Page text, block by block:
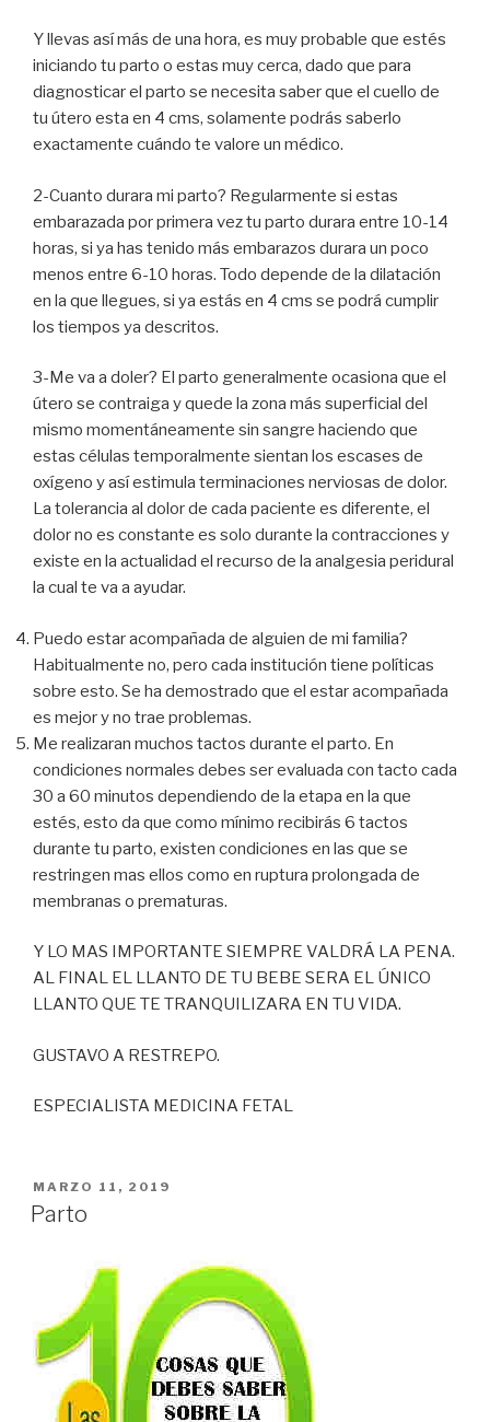
Y llevas así más de una hora, es muy probable que estés
iniciando tu parto o estas muy cerca, dado que para
diagnosticar el parto se necesita saber que el cuello de
tu útero esta en 4 cms, solamente podrás saberlo
exactamente cuándo te valore un médico.
2-Cuanto durara mi parto? Regularmente si estas
embarazada por primera vez tu parto durara entre 10-14
horas, si ya has tenido más embarazos durara un poco
menos entre 6-10 horas. Todo depende de la dilatación
en la que llegues, si ya estás en 4 cms se podrá cumplir
los tiempos ya descritos.
3-Me va a doler? El parto generalmente ocasiona que el
útero se contraiga y quede la zona más superficial del
mismo momentáneamente sin sangre haciendo que
estas células temporalmente sientan los escases de
oxígeno y así estimula terminaciones nerviosas de dolor.
La tolerancia al dolor de cada paciente es diferente, el
dolor no es constante es solo durante la contracciones y
existe en la actualidad el recurso de la analgesia peridural
la cual te va a ayudar.
Puedo estar acompañada de alguien de mi familia?
Habitualmente no, pero cada institución tiene políticas
sobre esto. Se ha demostrado que el estar acompañada
es mejor y no trae problemas.
Me realizaran muchos tactos durante el parto. En
condiciones normales debes ser evaluada con tacto cada
30 a 60 minutos dependiendo de la etapa en la que
estés, esto da que como mínimo recibirás 6 tactos
durante tu parto, existen condiciones en las que se
restringen mas ellos como en ruptura prolongada de
membranas o prematuras.
Y LO MAS IMPORTANTE SIEMPRE VALDRÁ LA PENA.
AL FINAL EL LLANTO DE TU BEBE SERA EL ÚNICO
LLANTO QUE TE TRANQUILIZARA EN TU VIDA.
GUSTAVO A RESTREPO.
ESPECIALISTA MEDICINA FETAL
PUBLICADO
EN
MARZO 11, 2019
Parto